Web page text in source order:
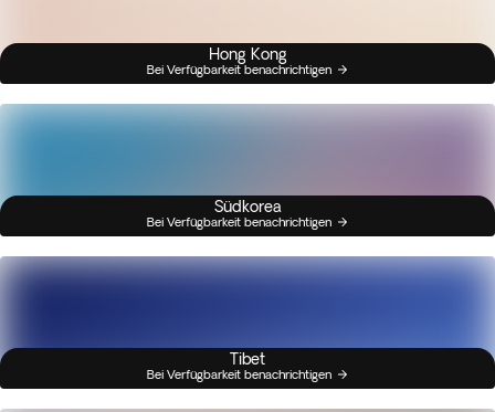
Hong Kong
Bei Verfügbarkeit benachrichtigen
Südkorea
Bei Verfügbarkeit benachrichtigen
Tibet
Bei Verfügbarkeit benachrichtigen